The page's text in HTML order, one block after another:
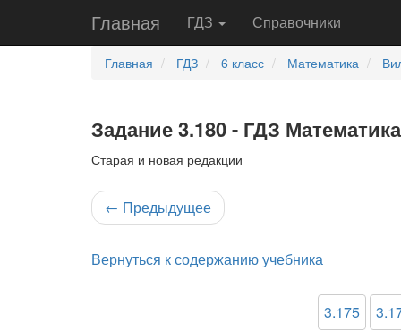
Главная ГДЗ Справочники
Главная ГДЗ 6 класс Математика
Задание 3.180 - ГДЗ
Старая и новая редакции
← Предыдущее
Вернуться к содержанию учебника
3.175